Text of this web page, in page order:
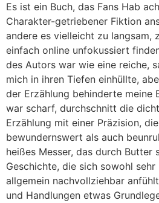
Es ist ein Buch, das Fans Hab
Charakter-getriebener Fiktion
andere es vielleicht zu langsam,
einfach online unfokussiert
des Autors war wie eine reiche,
mich in ihren Tiefen einhüllte,
der Erzählung behinderte meine
war scharf, durchschnitt die
Erzählung mit einer Präzision,
bewundernswert als auch
heißes Messer, das durch Butter
Geschichte, die sich sowohl
allgemein nachvollziehbar
und Handlungen etwas